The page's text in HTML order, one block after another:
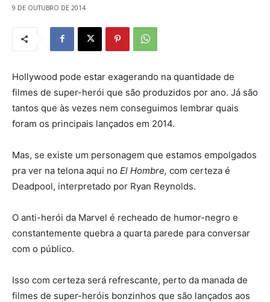
9 DE OUTUBRO DE 2014
Hollywood pode estar exagerando na quantidade de
filmes de super-herói que são produzidos por ano. Já são
tantos que às vezes nem conseguimos lembrar quais
foram os principais lançados em 2014.
Mas, se existe um personagem que estamos empolgados
pra ver na telona aqui no El Hombre, com certeza é
Deadpool, interpretado por Ryan Reynolds.
O anti-herói da Marvel é recheado de humor-negro e
constantemente quebra a quarta parede para conversar
com o público.
Isso com certeza será refrescante, perto da manada de
filmes de super-heróis bonzinhos que são lançados aos